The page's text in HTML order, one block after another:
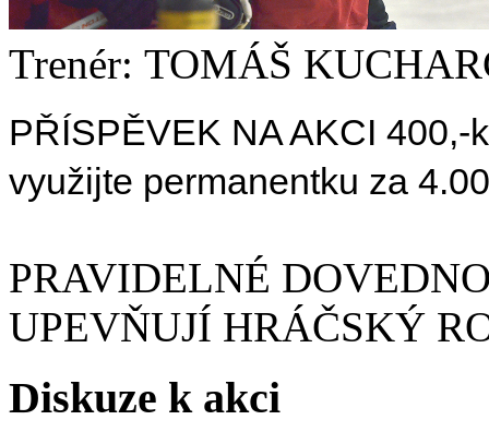
Trenér: TOMÁŠ
PŘÍSPĚVEK NA AKCI 400,-
využijte permanentku za
PRAVIDELNÉ
UPEVŇUJÍ HRÁČSKÝ
Diskuze k akci